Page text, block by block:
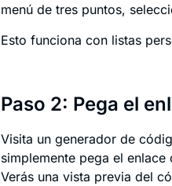
menú de tres puntos,
Esto funciona con listas
Paso 2: Pega el
Visita un generador de
simplemente pega el
Verás una vista previa del